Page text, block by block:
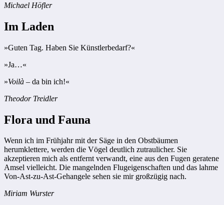
Michael Höfler
Im Laden
»Guten Tag. Haben Sie Künstlerbedarf?«
»Ja…«
»Voilà – da bin ich!«
Theodor Treidler
Flora und Fauna
Wenn ich im Frühjahr mit der Säge in den Obstbäumen
herumklettere, werden die Vögel deutlich zutraulicher. Sie
akzeptieren mich als entfernt verwandt, eine aus den Fugen geratene
Amsel vielleicht. Die mangelnden Flugeigenschaften und das lahme
Von-Ast-zu-Ast-Gehangele sehen sie mir großzügig nach.
Miriam Wurster